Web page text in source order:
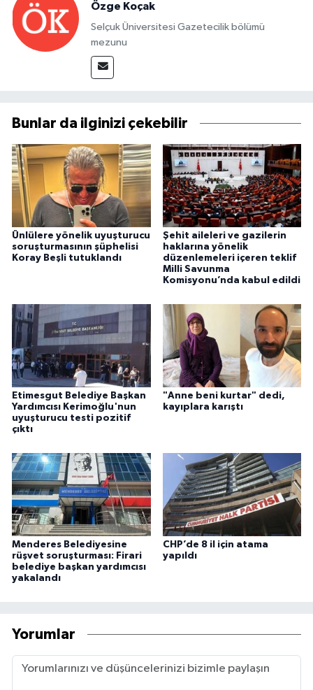
Özge Koçak
Selçuk Üniversitesi Gazetecilik bölümü
mezunu
Bunlar da ilginizi çekebilir
Ünlülere yönelik uyuşturucu
soruşturmasının şüphelisi
Koray Beşli tutuklandı
Şehit aileleri ve gazilerin
haklarına yönelik
düzenlemeleri içeren teklif
Milli Savunma
Komisyonu’nda kabul edildi
Etimesgut Belediye Başkan
Yardımcısı Kerimoğlu'nun
uyuşturucu testi pozitif
çıktı
"Anne beni kurtar" dedi,
kayıplara karıştı
Menderes Belediyesine
rüşvet soruşturması: Firari
belediye başkan yardımcısı
yakalandı
CHP’de 8 il için atama
yapıldı
Yorumlar